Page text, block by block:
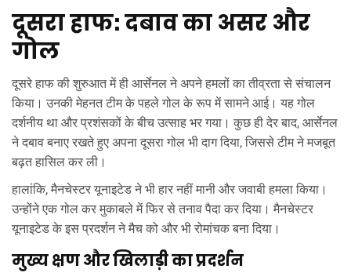
दूसरा हाफ: दबाव का असर और
गोल
दूसरे हाफ की शुरुआत में ही आर्सेनल ने अपने हमलों का तीव्रता से संचालन
किया। उनकी मेहनत टीम के पहले गोल के रूप में सामने आई। यह गोल
दर्शनीय था और प्रशंसकों के बीच उत्साह भर गया। कुछ ही देर बाद, आर्सेनल
ने दबाव बनाए रखते हुए अपना दूसरा गोल भी दाग दिया, जिससे टीम ने मजबूत
बढ़त हासिल कर ली।
हालांकि, मैनचेस्टर यूनाइटेड ने भी हार नहीं मानी और जवाबी हमला किया।
उन्होंने एक गोल कर मुकाबले में फिर से तनाव पैदा कर दिया। मैनचेस्टर
यूनाइटेड के इस प्रदर्शन ने मैच को और भी रोमांचक बना दिया।
मुख्य क्षण और खिलाड़ी का प्रदर्शन